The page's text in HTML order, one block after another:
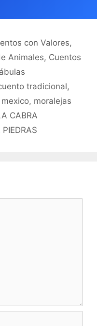
con Valores,
Animales, Cuentos
tradicional,
mexico, moralejas
CABRA